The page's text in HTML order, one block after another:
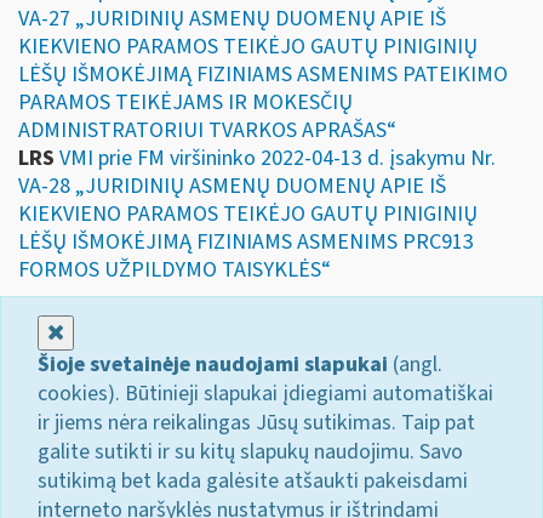
VA-27 „JURIDINIŲ ASMENŲ DUOMENŲ APIE IŠ
KIEKVIENO PARAMOS TEIKĖJO GAUTŲ PINIGINIŲ
LĖŠŲ IŠMOKĖJIMĄ FIZINIAMS ASMENIMS PATEIKIMO
PARAMOS TEIKĖJAMS IR MOKESČIŲ
ADMINISTRATORIUI TVARKOS APRAŠAS“
LRS VMI prie FM viršininko 2022-04-13 d. įsakymu Nr.
VA-28 „JURIDINIŲ ASMENŲ DUOMENŲ APIE IŠ
KIEKVIENO PARAMOS TEIKĖJO GAUTŲ PINIGINIŲ
LĖŠŲ IŠMOKĖJIMĄ FIZINIAMS ASMENIMS PRC913
FORMOS UŽPILDYMO TAISYKLĖS“
Šioje svetainėje naudojami slapukai (angl.
cookies). Būtinieji slapukai įdiegiami automatiškai
ir jiems nėra reikalingas Jūsų sutikimas. Taip pat
galite sutikti ir su kitų slapukų naudojimu. Savo
sutikimą bet kada galėsite atšaukti pakeisdami
interneto naršyklės nustatymus ir ištrindami